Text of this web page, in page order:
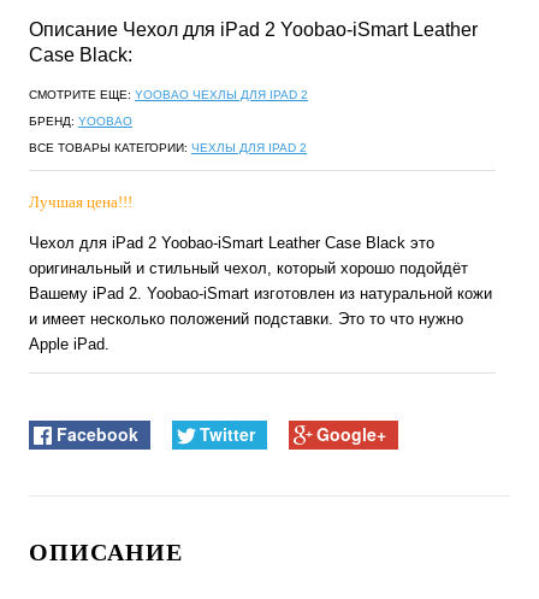
Описание Чехол для iPad 2 Yoobao-iSmart Leather
Case Black:
СМОТРИТЕ ЕЩЕ: YOOBAO ЧЕХЛЫ ДЛЯ IPAD 2
БРЕНД: YOOBAO
ВСЕ ТОВАРЫ КАТЕГОРИИ: ЧЕХЛЫ ДЛЯ IPAD 2
Лучшая цена!!!
Чехол для iPad 2 Yoobao-iSmart Leather Case Black это
оригинальный и стильный чехол, который хорошо подойдёт
Вашему iPad 2. Yoobao-iSmart изготовлен из натуральной кожи
и имеет несколько положений подставки. Это то что нужно
Apple iPad.
Facebook Twitter Google+
ОПИСАНИЕ